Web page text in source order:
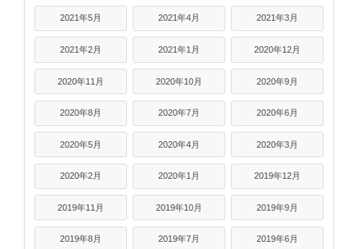
2021年5月 2021年4月 2021年3月
2021年2月 2021年1月 2020年12月
2020年11月 2020年10月 2020年9月
2020年8月 2020年7月 2020年6月
2020年5月 2020年4月 2020年3月
2020年2月 2020年1月 2019年12月
2019年11月 2019年10月 2019年9月
2019年8月 2019年7月 2019年6月